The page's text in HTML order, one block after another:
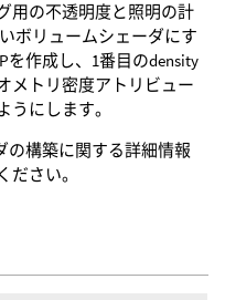
用の不透明度と照明の計
ボリュームシェーダにす
を作成し、1番目のdensity
メトリ密度アトリビュー
うにします。
の構築に関する詳細情報
ださい。